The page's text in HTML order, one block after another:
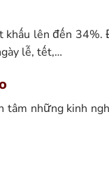
lên đến
lễ, tết,…
những kinh